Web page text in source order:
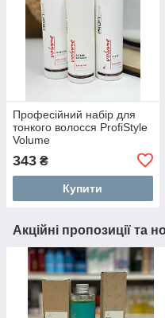
Професійний набір для
тонкого волосся ProfiStyle
Volume
343 ₴
Купити
Акційні пропозиції та